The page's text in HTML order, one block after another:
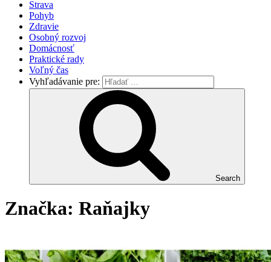
Strava
Pohyb
Zdravie
Osobný rozvoj
Domácnosť
Praktické rady
Voľný čas
Vyhľadávanie pre:
Search
Značka: Raňajky